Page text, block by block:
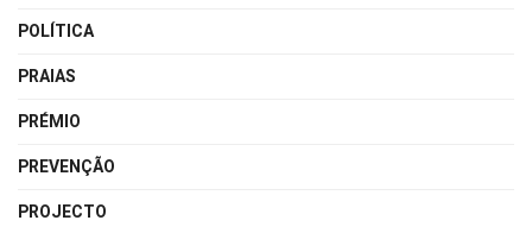
POLÍTICA
PRAIAS
PRÉMIO
PREVENÇÃO
PROJECTO